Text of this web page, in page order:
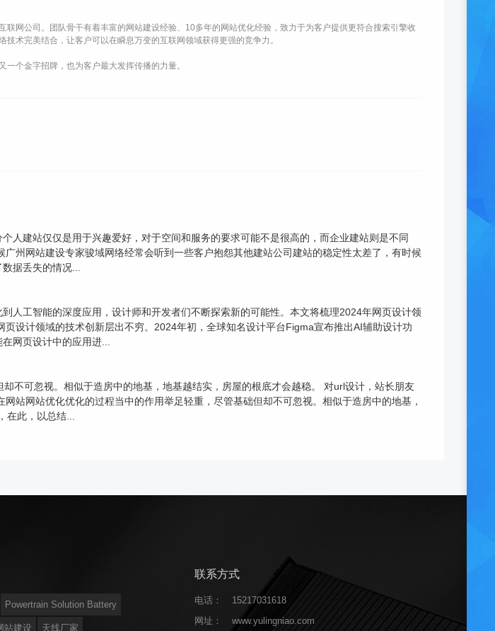
网公司。团队骨干有着丰富的网站建设经验、10多年的网站优化经验，致力于为客户提供更符合搜索引擎收
术完美结合，让客户可以在瞬息万变的互联网领域获得更强的竞争力。
个金字招牌，也为客户最大发挥传播的力量。
人建站仅仅是用于兴趣爱好，对于空间和服务的要求可能不是很高的，而企业建站则是不同
州网站建设专家骏域网络经常会听到一些客户抱怨其他建站公司建站的稳定性太差了，有时候
据丢失的情况...
人工智能的深度应用，设计师和开发者们不断探索新的可能性。本文将梳理2024年网页设计领
设计领域的技术创新层出不穷。2024年初，全球知名设计平台Figma宣布推出AI辅助设计功
网页设计中的应用进...
不可忽视。相似于造房中的地基，地基越结实，房屋的根底才会越稳。 对url设计，站长朋友
站网站优化优化的过程当中的作用举足轻重，尽管基础但却不可忽视。相似于造房中的地基，
在此，以总结...
Powertrain Solution Battery
站建设 天线厂家
联系方式
电话：
15217031618
网址：
www.yulingniao.com